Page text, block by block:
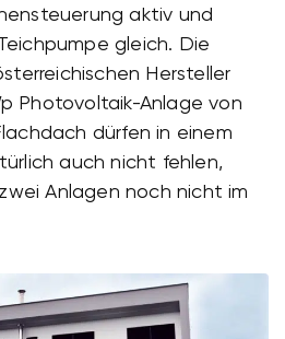
aktiv und
gleich. Die
Hersteller
Photovoltaik-Anlage von
dürfen in einem
auch nicht fehlen,
Anlagen noch nicht im